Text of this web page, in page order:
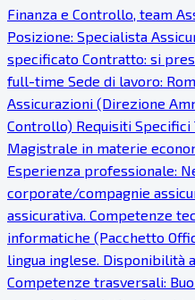
Finanza e Controllo, team
Posizione: Specialista
specificato Contratto: si
full-time Sede di lavoro:
Assicurazioni (Direzione
Controllo) Requisiti Specifici
Magistrale in materie
Esperienza professionale:
corporate/compagnie
assicurativa. Competenze
informatiche (Pacchetto
lingua inglese. Disponibilità
Competenze trasversali: